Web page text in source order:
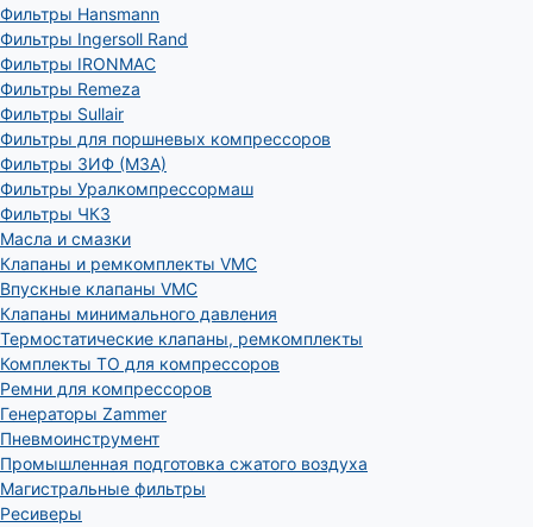
Фильтры Hansmann
Фильтры Ingersoll Rand
Фильтры IRONMAC
Фильтры Remeza
Фильтры Sullair
Фильтры для поршневых компрессоров
Фильтры ЗИФ (МЗА)
Фильтры Уралкомпрессормаш
Фильтры ЧКЗ
Масла и смазки
Клапаны и ремкомплекты VMC
Впускные клапаны VMC
Клапаны минимального давления
Термостатические клапаны, ремкомплекты
Комплекты ТО для компрессоров
Ремни для компрессоров
Генераторы Zammer
Пневмоинструмент
Промышленная подготовка сжатого воздуха
Магистральные фильтры
Ресиверы